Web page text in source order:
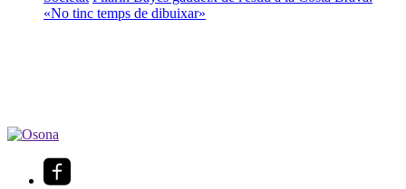
«No tinc temps de dibuixar»